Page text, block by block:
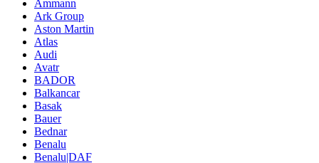
Ammann
Ark Group
Aston Martin
Atlas
Audi
Avatr
BADOR
Balkancar
Basak
Bauer
Bednar
Benalu
Benalu|DAF